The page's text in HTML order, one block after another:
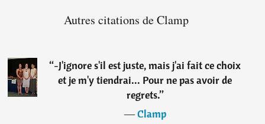
Autres citations de Clamp
“-J'ignore s'il est juste, mais j'ai fait ce choix
et je m'y tiendrai... Pour ne pas avoir de
regrets.”
―Clamp